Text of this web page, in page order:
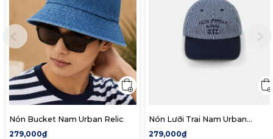
Nón Bucket Nam Urban Relic
279,000₫
Nón Lưỡi Trai Nam Urban
Pinstripe
279,000₫